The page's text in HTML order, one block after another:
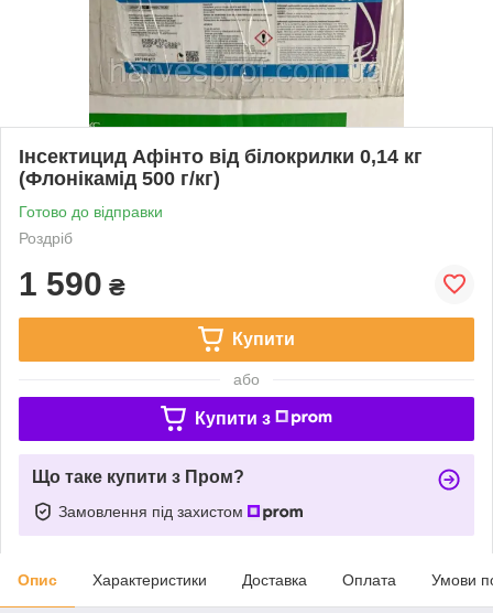
Інсектицид Афінто від білокрилки 0,14 кг
(Флонікамід 500 г/кг)
Готово до відправки
Роздріб
1 590 ₴
Купити
або
Купити з
Що таке купити з Пром?
Замовлення під захистом
Опис Характеристики Доставка Оплата Умови